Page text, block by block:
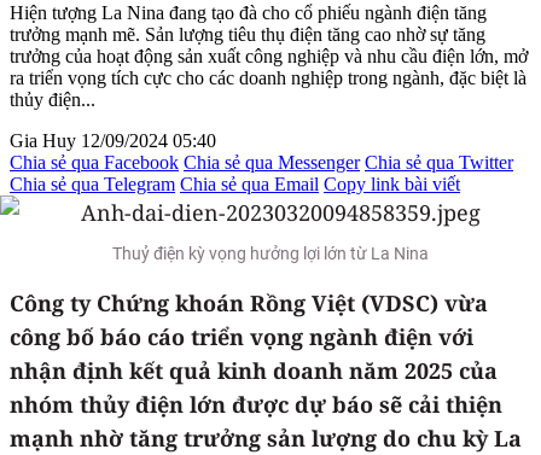
Hiện tượng La Nina đang tạo đà cho cổ phiếu ngành điện tăng
trưởng mạnh mẽ. Sản lượng tiêu thụ điện tăng cao nhờ sự tăng
trưởng của hoạt động sản xuất công nghiệp và nhu cầu điện lớn, mở
ra triển vọng tích cực cho các doanh nghiệp trong ngành, đặc biệt là
thủy điện...
Gia Huy 12/09/2024 05:40
Chia sẻ qua Facebook Chia sẻ qua Messenger Chia sẻ qua Twitter
Chia sẻ qua Telegram Chia sẻ qua Email Copy link bài viết
Thuỷ điện kỳ vọng hưởng lợi lớn từ La Nina
Công ty Chứng khoán Rồng Việt (VDSC) vừa
công bố báo cáo triển vọng ngành điện với
nhận định kết quả kinh doanh năm 2025 của
nhóm thủy điện lớn được dự báo sẽ cải thiện
mạnh nhờ tăng trưởng sản lượng do chu kỳ La